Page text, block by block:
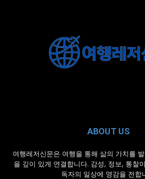
ABOUT US
여행레저신문은 여행을 통해 삶의 가치를
을 깊이 있게 연결합니다. 감성, 정보, 통찰
독자의 일상에 영감을 전합